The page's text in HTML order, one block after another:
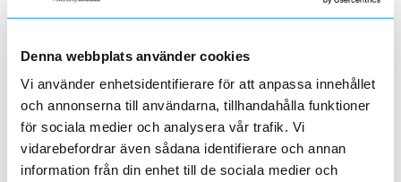
Denna webbplats använder cookies
Vi använder enhetsidentifierare för att anpassa innehållet
och annonserna till användarna, tillhandahålla funktioner
för sociala medier och analysera vår trafik. Vi
vidarebefordrar även sådana identifierare och annan
information från din enhet till de sociala medier och
Sortera
Sida < 1 > Per sida 20 50 100 200
ELECTRO TRADING ET AB RAGNAR STÅLSKOG
Produktlinjer